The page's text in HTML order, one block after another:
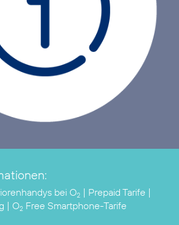
bei O2 | Prepaid Tarife |
| O2 Free Smartphone-Tarife